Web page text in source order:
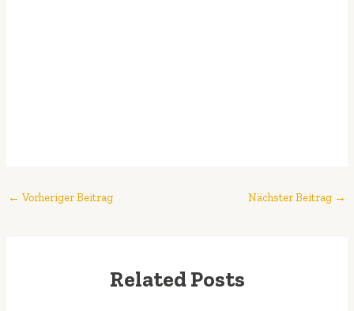
← Vorheriger Beitrag Nächster Beitrag →
Related Posts